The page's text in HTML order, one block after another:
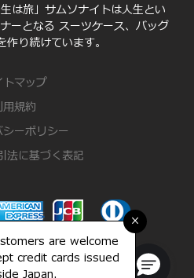
×
are welcome
credit cards issued
Japan.
は旅」サムソナイトは人生とい
ーとなる スーツケース、バッグ
作り続けています。
トマップ
用規約
ーポリシー
法に基づく表記